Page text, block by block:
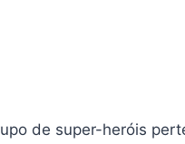
de super-heróis